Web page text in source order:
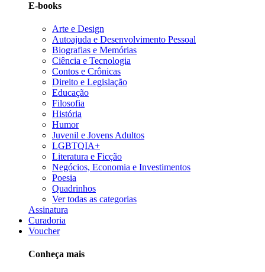
E-books
Arte e Design
Autoajuda e Desenvolvimento Pessoal
Biografias e Memórias
Ciência e Tecnologia
Contos e Crônicas
Direito e Legislação
Educação
Filosofia
História
Humor
Juvenil e Jovens Adultos
LGBTQIA+
Literatura e Ficção
Negócios, Economia e Investimentos
Poesia
Quadrinhos
Ver todas as categorias
Assinatura
Curadoria
Voucher
Conheça mais